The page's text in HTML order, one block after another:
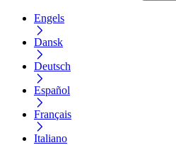
Engels
Dansk
Deutsch
Español
Français
Italiano